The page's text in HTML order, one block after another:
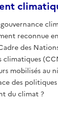
reconnue
des
climatiques
mobilisés au
des
du climat ?